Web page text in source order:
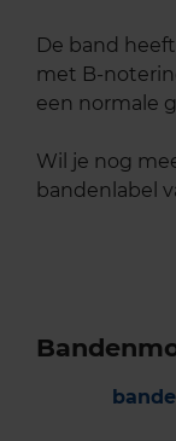
De band
met B-
een normale
Wil je nog
bandenlabel